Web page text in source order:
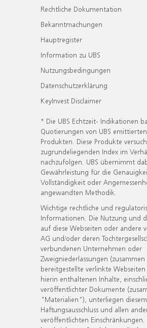
Rechtliche Dokumentation
Bekanntmachungen
Hauptregister
Information zu UBS
Nutzungsbedingungen
Datenschutzerklärung
KeyInvest Disclaimer
* Die UBS Echtzeit- Indikationen
Quotierungen von UBS
Produkten. Diese Produkte
zugrundeliegenden Index im
nachzufolgen. UBS übernimmt
Gewährleistung für die
Vollständigkeit oder
angewandten Methodik.
Wichtige rechtliche und
Informationen. Die Nutzung und
auf diese Webseiten oder andere
AG und/oder deren
verbundenen Unternehmen oder
Zweigniederlassungen
bereitgestellte verlinkte
hierin enthaltenen Inhalte,
veröffentlichter Dokumente
"Materialien"), unterliegen diesem
Haftungsausschluss und allen
veröffentlichten Einschränkungen.